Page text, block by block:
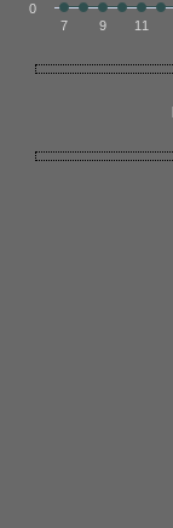
7 9 11
0